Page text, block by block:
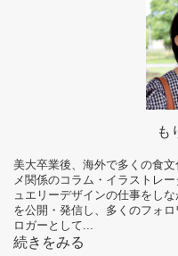
も
美大卒業後、海外で多くの食
メ関係のコラム・イラストレ
ュエリーデザインの仕事をし
を公開・発信し、多くのフォ
ロガーとして...
続きをみる